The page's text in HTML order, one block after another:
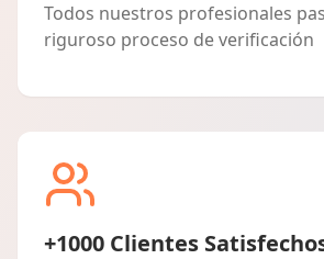
Todos nuestros profesionales
riguroso proceso de verificación
+1000 Clientes